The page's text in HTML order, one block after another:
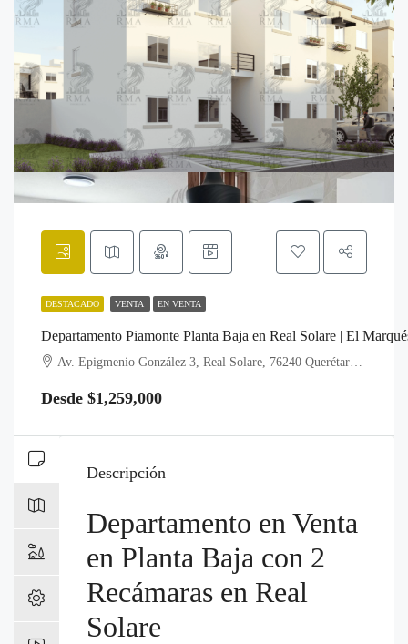
DESTACADO VENTA EN VENTA
Departamento Piamonte Planta Baja en Real Solare | El
Av. Epigmenio González 3, Real Solare, 76240 Querétaro, Qro.
Desde $1,259,000
Descripción
Departamento en Venta
en Planta Baja con 2
Recámaras en Real
Solare